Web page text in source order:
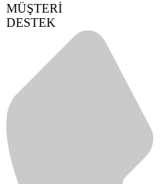
MÜŞTERİ
DESTEK